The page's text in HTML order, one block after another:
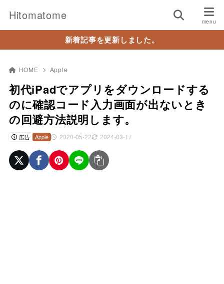
Hitomatome
新着記事を更新しました。
HOME Apple
初代iPadでアプリをダウンロードする
のに確認コード入力画面が出ないとき
の回避方法説明します。
広告 2020-05-22 2024-03-17
Apple